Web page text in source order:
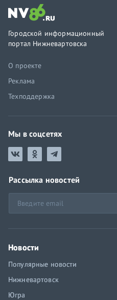
Городской информационный
портал Нижневартовска
О проекте
Реклама
Техподдержка
Мы в соцсетях
Рассылка новостей
Новости
Популярные новости
Нижневартовск
Югра